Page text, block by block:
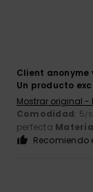
Client anonyme
Un producto
Mostrar original -
Comodidad: 5/5
perfecta
Recomiendo